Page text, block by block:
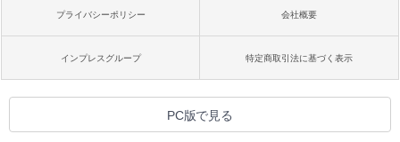
プライバシーポリシー 会社概要
インプレスグループ 特定商取引法に基づく表示
PC版で見る